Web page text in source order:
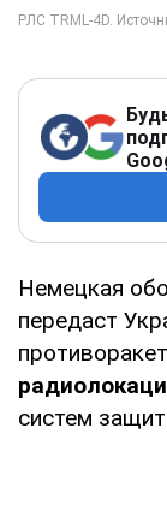
Немецкая
передаст
систем